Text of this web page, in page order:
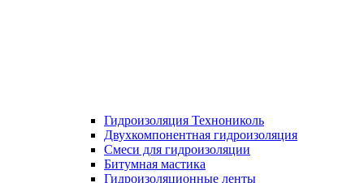
Гидроизоляция Технониколь
Двухкомпонентная гидроизоляция
Смеси для гидроизоляции
Битумная мастика
Гидроизоляционные ленты